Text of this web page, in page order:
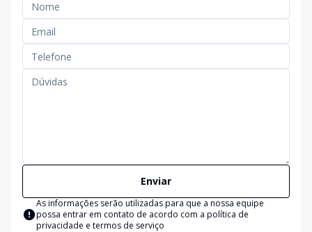
Enviar
As informações serão utilizadas para que a nossa equipe
possa entrar em contato de acordo com a política de
privacidade e termos de serviço